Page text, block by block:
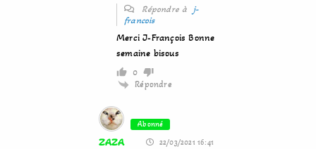
Répondre à j-
francois
Merci J-François Bonne
semaine bisous
0
Répondre
Abonné
ZAZA 22/03/2021 16:41